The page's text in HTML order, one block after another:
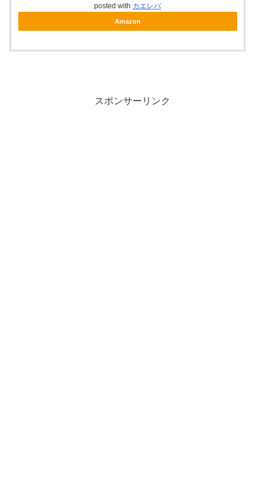
posted with カエレバ
Amazon
スポンサーリンク